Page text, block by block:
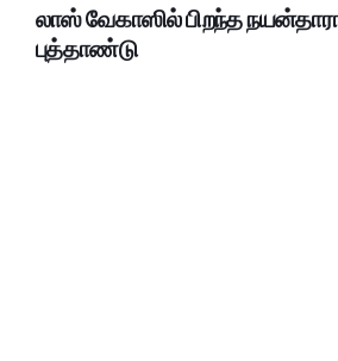
லாஸ் வேகாஸில் பிறந்த
புத்தாண்டு